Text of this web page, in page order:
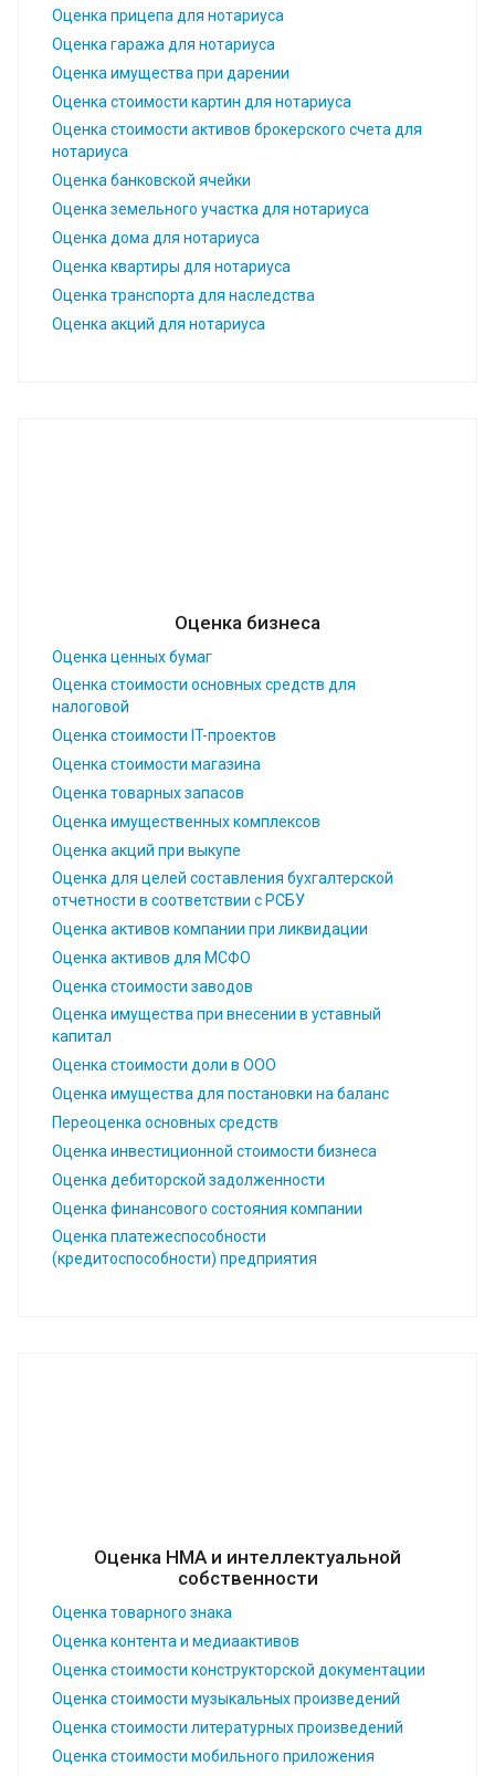
Оценка прицепа для нотариуса
Оценка гаража для нотариуса
Оценка имущества при дарении
Оценка стоимости картин для нотариуса
Оценка стоимости активов брокерского счета для
нотариуса
Оценка банковской ячейки
Оценка земельного участка для нотариуса
Оценка дома для нотариуса
Оценка квартиры для нотариуса
Оценка транспорта для наследства
Оценка акций для нотариуса
Оценка бизнеса
Оценка ценных бумаг
Оценка стоимости основных средств для
налоговой
Оценка стоимости IT-проектов
Оценка стоимости магазина
Оценка товарных запасов
Оценка имущественных комплексов
Оценка акций при выкупе
Оценка для целей составления бухгалтерской
отчетности в соответствии с РСБУ
Оценка активов компании при ликвидации
Оценка активов для МСФО
Оценка стоимости заводов
Оценка имущества при внесении в уставный
капитал
Оценка стоимости доли в ООО
Оценка имущества для постановки на баланс
Переоценка основных средств
Оценка инвестиционной стоимости бизнеса
Оценка дебиторской задолженности
Оценка финансового состояния компании
Оценка платежеспособности
(кредитоспособности) предприятия
Оценка НМА и интеллектуальной
собственности
Оценка товарного знака
Оценка контента и медиаактивов
Оценка стоимости конструкторской документации
Оценка стоимости музыкальных произведений
Оценка стоимости литературных произведений
Оценка стоимости мобильного приложения